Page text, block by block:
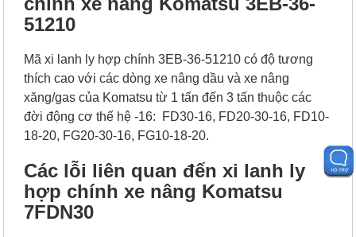
51210
Mã xi lanh ly hợp chính 3EB-36-51210 có độ tương
thích cao với các dòng xe nâng dầu và xe nâng
xăng/gas của Komatsu từ 1 tấn đến 3 tấn thuộc các
đời động cơ thế hệ -16: FD30-16, FD20-30-16, FD10-
18-20, FG20-30-16, FG10-18-20.
Các lỗi liên quan đến xi lanh ly
hợp chính xe nâng Komatsu
7FDN30